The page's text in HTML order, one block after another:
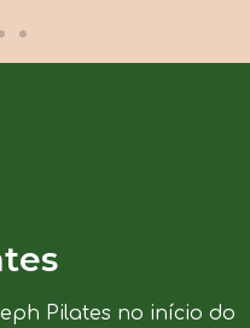
Pilates no início do